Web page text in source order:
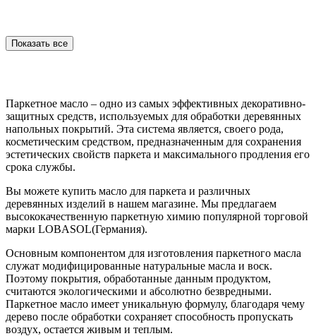
Показать все
Паркетное масло – одно из самых эффективных декоративно-
защитных средств, используемых для обработки деревянных
напольных покрытий. Эта система является, своего рода,
косметическим средством, предназначенным для сохранения
эстетических свойств паркета и максимального продления его
срока службы.
Вы можете купить масло для паркета и различных
деревянных изделий в нашем магазине. Мы предлагаем
высококачественную паркетную химию популярной торговой
марки LOBASOL(Германия).
Основным компонентом для изготовления паркетного масла
служат модифицированные натуральные масла и воск.
Поэтому покрытия, обработанные данным продуктом,
считаются экологическими и абсолютно безвредными.
Паркетное масло имеет уникальную формулу, благодаря чему
дерево после обработки сохраняет способность пропускать
воздух, остается живым и теплым.